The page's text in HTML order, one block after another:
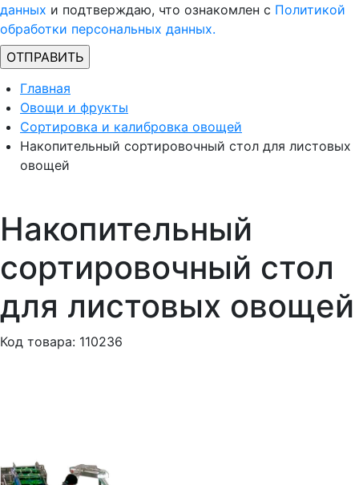
данных и подтверждаю, что ознакомлен с Политикой
обработки персональных данных.
Главная
Овощи и фрукты
Сортировка и калибровка овощей
Накопительный сортировочный стол для листовых
овощей
Накопительный
сортировочный стол
для листовых овощей
Код товара: 110236